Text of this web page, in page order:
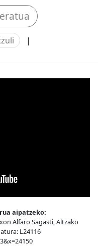
|
aipatzeko:
Alfaro Sagasti, Altzako
L24116